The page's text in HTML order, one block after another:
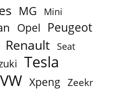
MG Mini
Opel Peugeot
Renault Seat
Tesla
VW Xpeng Zeekr